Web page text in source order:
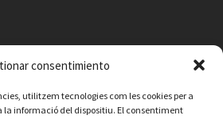
consentimiento
utilitzem tecnologies com les cookies per a
informació del dispositiu. El consentiment